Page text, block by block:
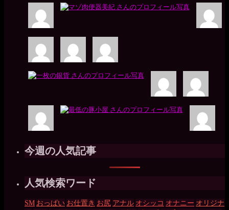
今週の人気記事
人気検索ワード
SM おっぱい お仕置き お尻 アナル オシッコ オナニー オリジナ